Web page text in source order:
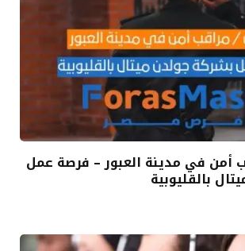
أمن في مدينة العبور – فرصة عمل
بالقليوبية